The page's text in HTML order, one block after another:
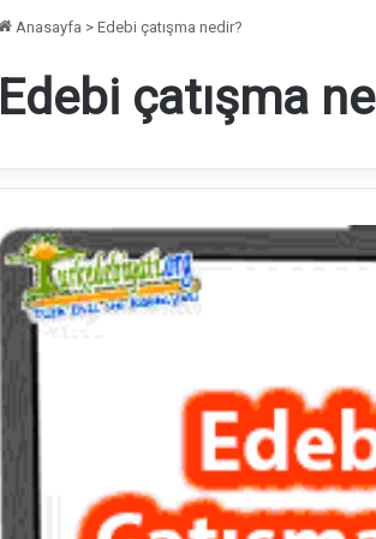
Anasayfa > Edebi çatışma nedir?
Edebi çatışma